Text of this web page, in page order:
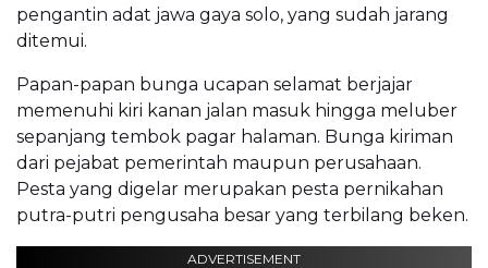
pengantin adat jawa gaya solo, yang sudah jarang
ditemui.
Papan-papan bunga ucapan selamat berjajar
memenuhi kiri kanan jalan masuk hingga meluber
sepanjang tembok pagar halaman. Bunga kiriman
dari pejabat pemerintah maupun perusahaan.
Pesta yang digelar merupakan pesta pernikahan
putra-putri pengusaha besar yang terbilang beken.
ADVERTISEMENT